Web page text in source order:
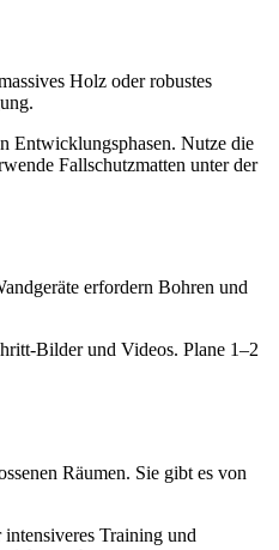
Holz oder robustes
Entwicklungsphasen. Nutze die
Fallschutzmatten unter der
erfordern Bohren und
Bilder und Videos. Plane 1–2
Räumen. Sie gibt es von
Training und